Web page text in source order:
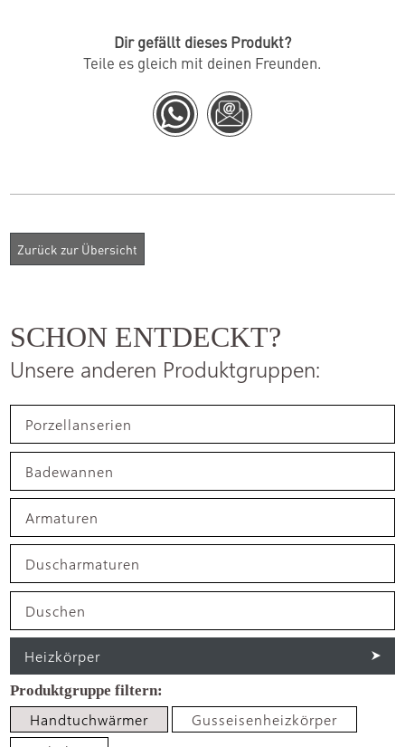
Dir gefällt dieses Produkt?
Teile es gleich mit deinen Freunden.
SCHON ENTDECKT?
Unsere anderen Produktgruppen:
Porzellanserien
Badewannen
Armaturen
Duscharmaturen
Duschen
Heizkörper
Handtuchwärmer
Gusseisenheizkörper